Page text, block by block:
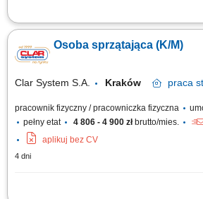
Zakres prac: sprzątanie pomieszczeń
Osoba sprzątająca (K/M)
Clar System S.A. Kraków praca
pracownik fizyczny / pracowniczka fizyczna
pełny etat
4 806 - 4 900 złbrutto/mies.
aplikuj bez CV
4 dni